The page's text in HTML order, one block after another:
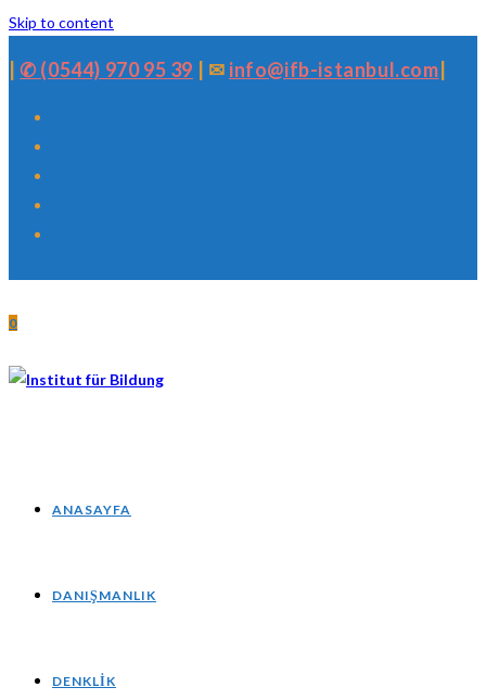
Skip to content
|✆ (0544) 970 95 39 | ✉ info@ifb-istanbul.com
0
ANASAYFA
DANIŞMANLIK
DENKLIK